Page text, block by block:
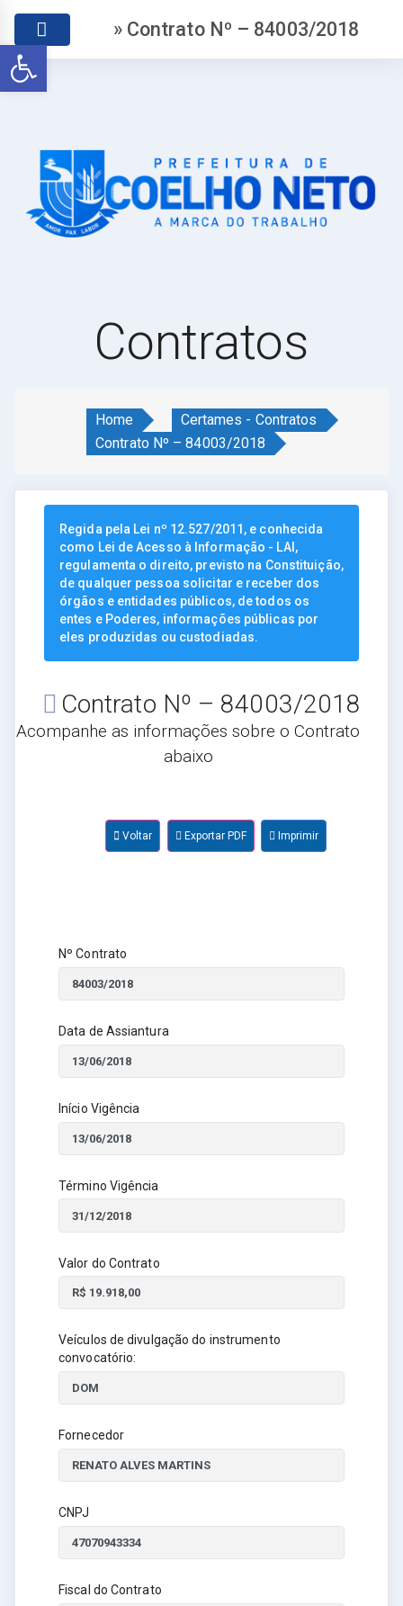
Abrir a barra de ferramentas
» Contrato Nº – 84003/2018
Contratos
Home
Certames - Contratos
Contrato Nº – 84003/2018
Regida pela Lei nº 12.527/2011, e conhecida
como Lei de Acesso à Informação - LAI,
regulamenta o direito, previsto na Constituição,
de qualquer pessoa solicitar e receber dos
órgãos e entidades públicos, de todos os
entes e Poderes, informações públicas por
eles produzidas ou custodiadas.
Contrato Nº – 84003/2018
Acompanhe as informações sobre o Contrato
abaixo
Voltar Exportar PDF Imprimir
Nº Contrato
Data de Assiantura
Início Vigência
Término Vigência
Valor do Contrato
Veículos de divulgação do instrumento
convocatório:
Fornecedor
CNPJ
Fiscal do Contrato